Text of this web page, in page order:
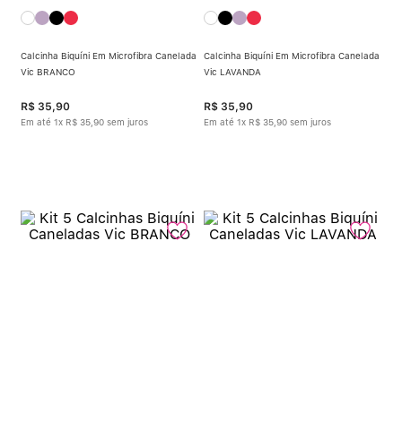
Calcinha Biquíni Em Microfibra Canelada
Vic BRANCO
R$ 35,90
Em até 1x R$ 35 90 sem juros
Calcinha Biquíni Em Microfibra Canelada
Vic LAVANDA
R$ 35,90
Em até 1x R$ 35 90 sem juros